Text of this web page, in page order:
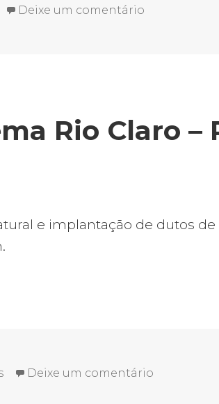
Deixe um comentário
Rio Claro –
e implantação de dutos de
Deixe um comentário